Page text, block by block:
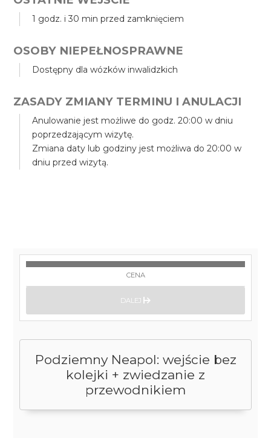
1 godz. i 30 min przed zamknięciem
OSOBY NIEPEŁNOSPRAWNE
Dostępny dla wózków inwalidzkich
ZASADY ZMIANY TERMINU I ANULACJI
Anulowanie jest możliwe do godz. 20:00 w dniu
poprzedzającym wizytę.
Zmiana daty lub godziny jest możliwa do 20:00 w
dniu przed wizytą.
Podziemny Neapol: wejście bez
kolejki + zwiedzanie z
przewodnikiem
CENA
DALEJ